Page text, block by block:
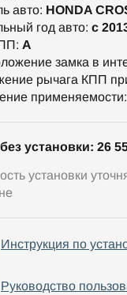
авто: HONDA
год авто: c
А
замка в
рычага КПП
применяемости:
установки: 26
установки
Инструкция по
Руководство